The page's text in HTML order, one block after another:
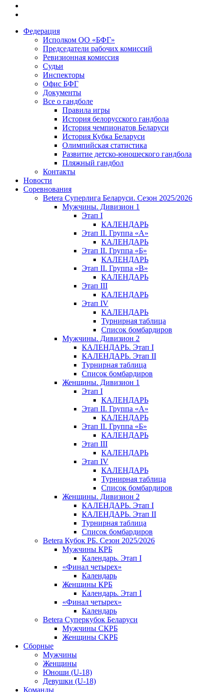
Федерация
Исполком ОО «БФГ»
Председатели рабочих комиссий
Ревизионная комиссия
Судьи
Инспекторы
Офис БФГ
Документы
Все о гандболе
Правила игры
История белорусского гандбола
История чемпионатов Беларуси
История Кубка Беларуси
Олимпийская статистика
Развитие детско-юношеского гандбола
Пляжный гандбол
Контакты
Новости
Соревнования
Betera Суперлига Беларуси. Сезон 2025/2026
Мужчины. Дивизион 1
Этап I
КАЛЕНДАРЬ
Этап II. Группа «А»
КАЛЕНДАРЬ
Этап II. Группа «Б»
КАЛЕНДАРЬ
Этап II. Группа «В»
КАЛЕНДАРЬ
Этап III
КАЛЕНДАРЬ
Этап IV
КАЛЕНДАРЬ
Турнирная таблица
Список бомбардиров
Мужчины. Дивизион 2
КАЛЕНДАРЬ. Этап I
КАЛЕНДАРЬ. Этап II
Турнирная таблица
Список бомбардиров
Женщины. Дивизион 1
Этап I
КАЛЕНДАРЬ
Этап II. Группа «А»
КАЛЕНДАРЬ
Этап II. Группа «Б»
КАЛЕНДАРЬ
Этап III
КАЛЕНДАРЬ
Этап IV
КАЛЕНДАРЬ
Турнирная таблица
Список бомбардиров
Женщины. Дивизион 2
КАЛЕНДАРЬ. Этап I
КАЛЕНДАРЬ. Этап II
Турнирная таблица
Список бомбардиров
Betera Кубок РБ. Сезон 2025/2026
Мужчины КРБ
Календарь. Этап I
«Финал четырех»
Календарь
Женщины КРБ
Календарь. Этап I
«Финал четырех»
Календарь
Betera Суперкубок Беларуси
Мужчины СКРБ
Женщины СКРБ
Сборные
Мужчины
Женщины
Юноши (U-18)
Девушки (U-18)
Команды